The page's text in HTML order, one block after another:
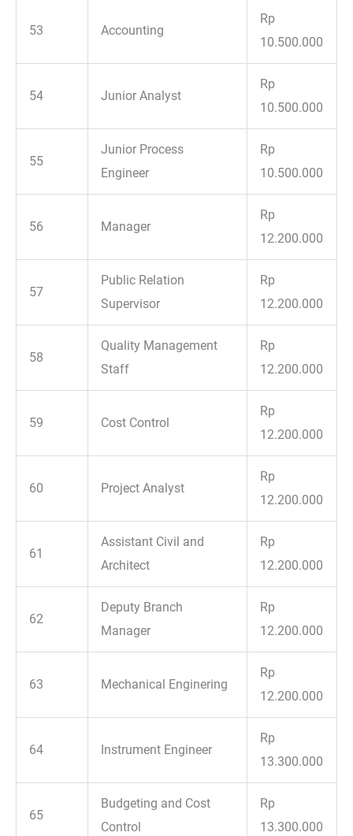
53 Accounting
Rp
10.500.000
54 Junior Analyst
Rp
10.500.000
55
Junior Process
Engineer
Rp
10.500.000
56 Manager
Rp
12.200.000
57
Public Relation
Supervisor
Rp
12.200.000
58
Quality Management
Staff
Rp
12.200.000
59 Cost Control
Rp
12.200.000
60 Project Analyst
Rp
12.200.000
61
Assistant Civil and
Architect
Rp
12.200.000
62
Deputy Branch
Manager
Rp
12.200.000
63 Mechanical Enginering
Rp
12.200.000
64 Instrument Engineer
Rp
13.300.000
65
Budgeting and Cost
Control
Rp
13.300.000